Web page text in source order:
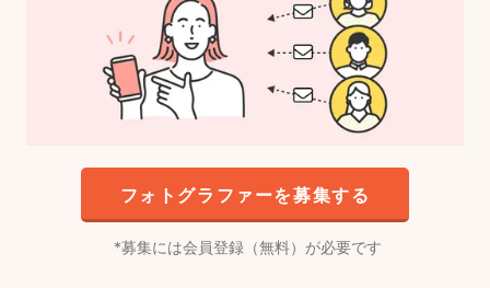
フォトグラファーを募集する
募集には会員登録（無料）が必要です